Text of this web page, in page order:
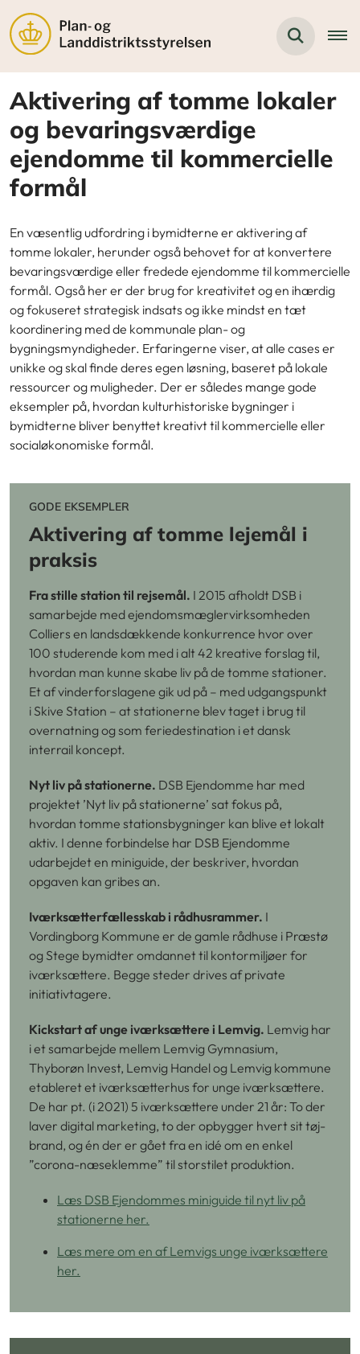
Aktivering af tomme lokaler
og bevaringsværdige
ejendomme til kommercielle
formål
En væsentlig udfordring i bymidterne er aktivering af
tomme lokaler, herunder også behovet for at konvertere
bevaringsværdige eller fredede ejendomme til kommercielle
formål. Også her er der brug for kreativitet og en ihærdig
og fokuseret strategisk indsats og ikke mindst en tæt
koordinering med de kommunale plan- og
bygningsmyndigheder. Erfaringerne viser, at alle cases er
unikke og skal finde deres egen løsning, baseret på lokale
ressourcer og muligheder. Der er således mange gode
eksempler på, hvordan kulturhistoriske bygninger i
bymidterne bliver benyttet kreativt til kommercielle eller
socialøkonomiske formål.
GODE EKSEMPLER
Aktivering af tomme lejemål i
praksis
Fra stille station til rejsemål. I 2015 afholdt DSB i
samarbejde med ejendomsmæglervirksomheden
Colliers en landsdækkende konkurrence hvor over
100 studerende kom med i alt 42 kreative forslag til,
hvordan man kunne skabe liv på de tomme stationer.
Et af vinderforslagene gik ud på – med udgangspunkt
i Skive Station – at stationerne blev taget i brug til
overnatning og som feriedestination i et dansk
interrail koncept.
Nyt liv på stationerne. DSB Ejendomme har med
projektet ’Nyt liv på stationerne’ sat fokus på,
hvordan tomme stationsbygninger kan blive et lokalt
aktiv. I denne forbindelse har DSB Ejendomme
udarbejdet en miniguide, der beskriver, hvordan
opgaven kan gribes an.
Iværksætterfællesskab i rådhusrammer. I
Vordingborg Kommune er de gamle rådhuse i Præstø
og Stege bymidter omdannet til kontormiljøer for
iværksættere. Begge steder drives af private
initiativtagere.
Kickstart af unge iværksættere i Lemvig. Lemvig har
i et samarbejde mellem Lemvig Gymnasium,
Thyborøn Invest, Lemvig Handel og Lemvig kommune
etableret et iværksætterhus for unge iværksættere.
De har pt. (i 2021) 5 iværksættere under 21 år: To der
laver digital marketing, to der opbygger hvert sit tøj-
brand, og én der er gået fra en idé om en enkel
”corona-næseklemme” til storstilet produktion.
Læs DSB Ejendommes miniguide til nyt liv på
stationerne her.
Læs mere om en af Lemvigs unge iværksættere
her.